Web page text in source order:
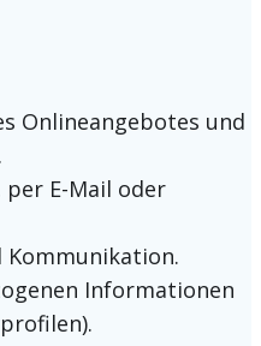
Onlineangebotes und
E-Mail oder
Informationen